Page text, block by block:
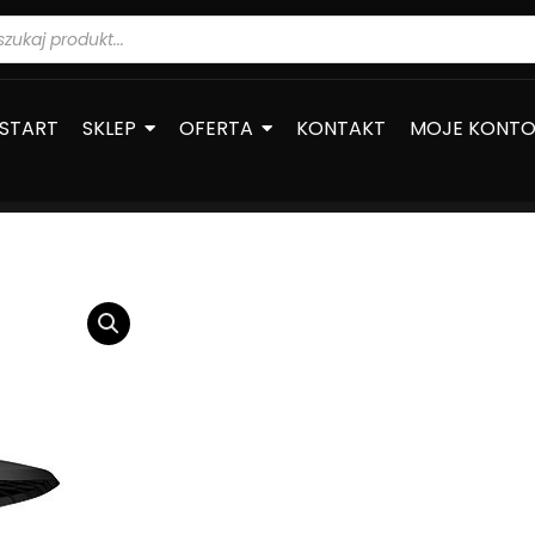
START SKLEP OFERTA KONTAKT MOJE KONTO